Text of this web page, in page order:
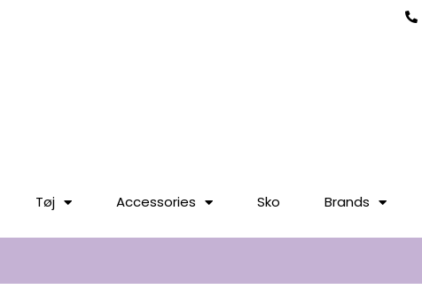
Tøj Accessories Sko Brands